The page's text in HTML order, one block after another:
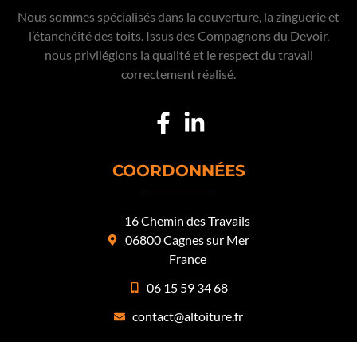
Nous sommes spécialisés dans la couverture, la zinguerie et
l’étanchéité des toits. Issus des Compagnons du Devoir,
nous privilégions la qualité et le respect du travail
correctement réalisé.
COORDONNÉES
16 Chemin des Travails
06800 Cagnes sur Mer
France
06 15 59 34 68
contact@altoiture.fr